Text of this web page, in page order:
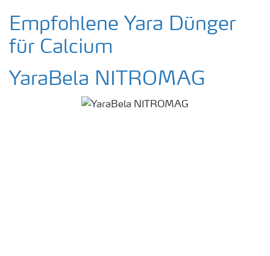
Empfohlene Yara Dünger
für Calcium
YaraBela NITROMAG